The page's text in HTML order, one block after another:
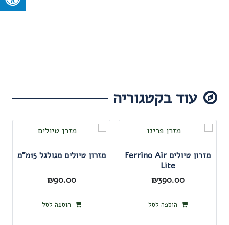
עוד בקטגוריה
מזרון טיולים Ferrino Air
Lite
₪390.00
הוספה לסל
מזרון טיולים מגולגל 15מ"מ
₪90.00
הוספה לסל